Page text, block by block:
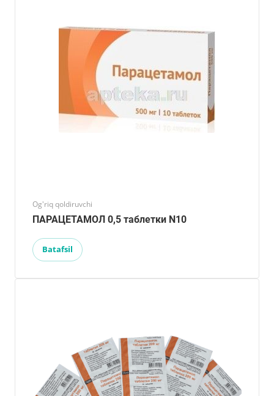
Og'riq qoldiruvchi
ПАРАЦЕТАМОЛ 0,5 таблетки N10
Batafsil